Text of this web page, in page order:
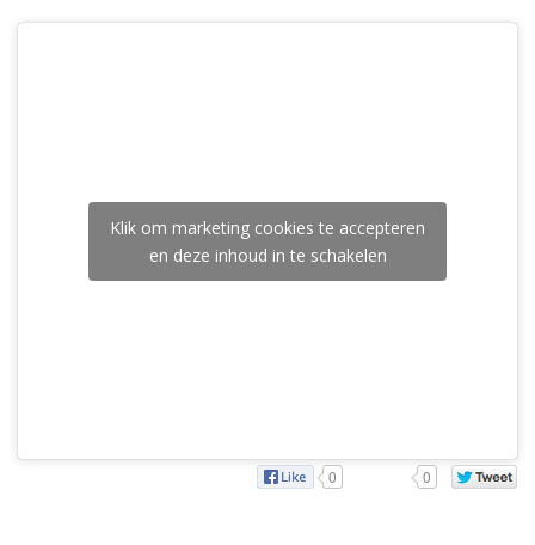
Klik om marketing cookies te accepteren
en deze inhoud in te schakelen
0 0